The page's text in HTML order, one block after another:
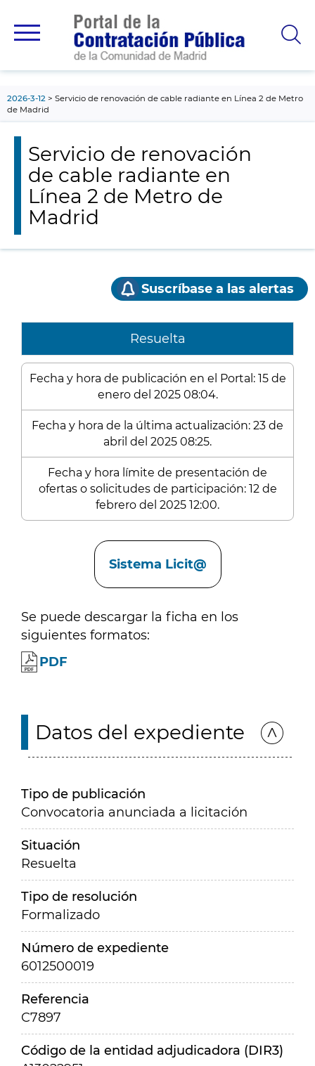
principal
2026-3-12
Servicio de renovación de cable radiante en Línea 2 de Metro
de Madrid
Servicio de renovación
de cable radiante en
Línea 2 de Metro de
Madrid
Suscríbase a las alertas
Resuelta
Fecha y hora de publicación en el Portal: 15 de
enero del 2025 08:04.
Fecha y hora de la última actualización: 23 de
abril del 2025 08:25.
Fecha y hora límite de presentación de
ofertas o solicitudes de participación: 12 de
febrero del 2025 12:00.
Sistema Licit@
Se puede descargar la ficha en los
siguientes formatos:
PDF
Datos del expediente
Tipo de publicación
Convocatoria anunciada a licitación
Situación
Resuelta
Tipo de resolución
Formalizado
Número de expediente
6012500019
Referencia
C7897
Código de la entidad adjudicadora (DIR3)